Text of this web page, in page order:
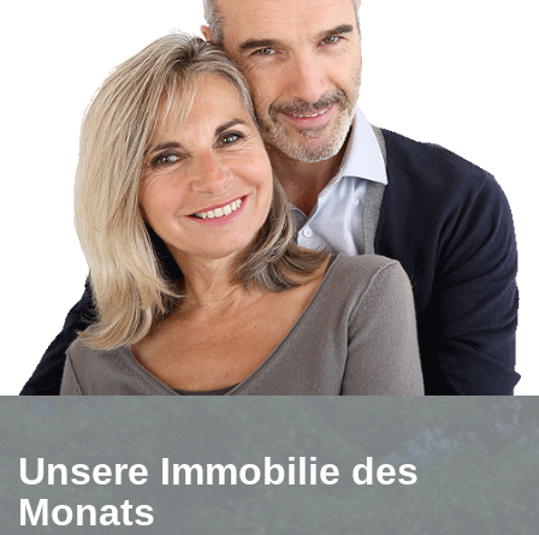
Unsere Immobilie des
Monats